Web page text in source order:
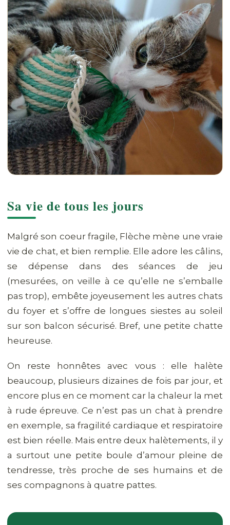
Sa vie de tous les jours
Malgré son coeur fragile, Flèche mène une vraie
vie de chat, et bien remplie. Elle adore les câlins,
se dépense dans des séances de jeu
(mesurées, on veille à ce qu’elle ne s’emballe
pas trop), embête joyeusement les autres chats
du foyer et s’offre de longues siestes au soleil
sur son balcon sécurisé. Bref, une petite chatte
heureuse.
On reste honnêtes avec vous : elle halète
beaucoup, plusieurs dizaines de fois par jour, et
encore plus en ce moment car la chaleur la met
à rude épreuve. Ce n’est pas un chat à prendre
en exemple, sa fragilité cardiaque et respiratoire
est bien réelle. Mais entre deux halètements, il y
a surtout une petite boule d’amour pleine de
tendresse, très proche de ses humains et de
ses compagnons à quatre pattes.